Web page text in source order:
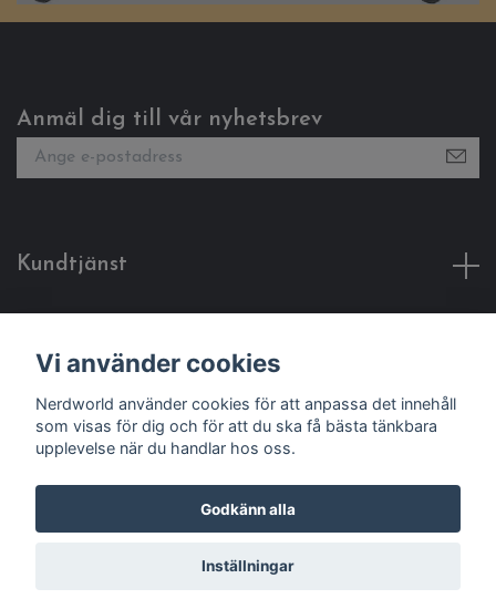
Anmäl dig till vår nyhetsbrev
Kundtjänst
Sociala medier
© 2026 Nerdworld
Vi använder cookies
Nerdworld använder cookies för att anpassa det innehåll
som visas för dig och för att du ska få bästa tänkbara
upplevelse när du handlar hos oss.
Godkänn alla
Inställningar